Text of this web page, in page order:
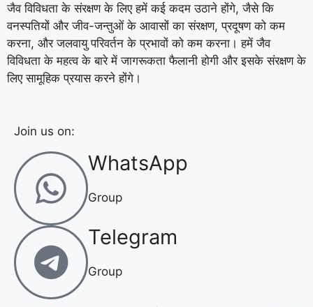
जैव विविधता के संरक्षण के लिए हमें कई कदम उठाने होंगे, जैसे कि
वनस्पतियों और जीव-जन्तुओं के आवासों का संरक्षण, प्रदूषण को कम
करना, और जलवायु परिवर्तन के प्रभावों को कम करना। हमें जैव
विविधता के महत्व के बारे में जागरूकता फैलानी होगी और इसके संरक्षण के
लिए सामूहिक प्रयास करने होंगे।
Join us on:
WhatsApp
Group
Telegram
Group